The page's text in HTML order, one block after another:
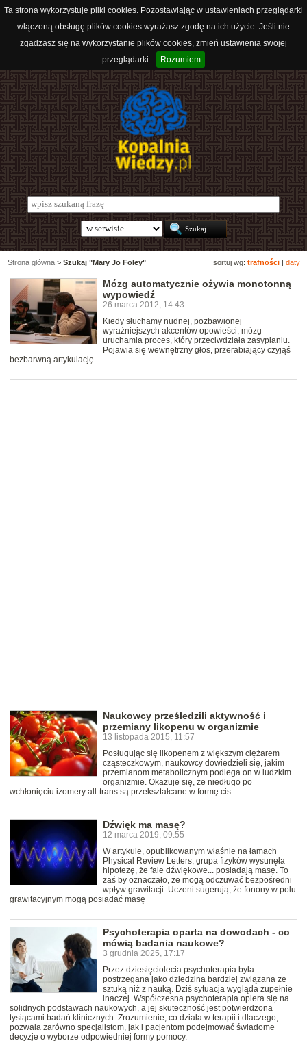
Ta strona wykorzystuje pliki cookies. Pozostawiając w ustawieniach przeglądarki
włączoną obsługę plików cookies wyrażasz zgodę na ich użycie. Jeśli nie
zgadzasz się na wykorzystanie plików cookies, zmień ustawienia swojej
przeglądarki.
Rozumiem
sortuj wg: trafności daty
Strona główna > Szukaj "Mary Jo Foley"
Mózg automatycznie ożywia monotonną
wypowiedź
26 marca 2012, 14:43
Kiedy słuchamy nudnej, pozbawionej
wyraźniejszych akcentów opowieści, mózg
uruchamia proces, który przeciwdziała zasypianiu.
Pojawia się wewnętrzny głos, przerabiający czyjąś
bezbarwną artykulację.
Naukowcy prześledzili aktywność i
przemiany likopenu w organizmie
13 listopada 2015, 11:57
Posługując się likopenem z większym ciężarem
cząsteczkowym, naukowcy dowiedzieli się, jakim
przemianom metabolicznym podlega on w ludzkim
organizmie. Okazuje się, że niedługo po
wchłonięciu izomery all-trans są przekształcane w formę cis.
Dźwięk ma masę?
12 marca 2019, 09:55
W artykule, opublikowanym właśnie na łamach
Physical Review Letters, grupa fizyków wysunęła
hipotezę, że fale dźwiękowe... posiadają masę. To
zaś by oznaczało, że mogą odczuwać bezpośredni
wpływ grawitacji. Uczeni sugerują, że fonony w polu
grawitacyjnym mogą posiadać masę
Psychoterapia oparta na dowodach - co
mówią badania naukowe?
3 grudnia 2025, 17:17
Przez dziesięciolecia psychoterapia była
postrzegana jako dziedzina bardziej związana ze
sztuką niż z nauką. Dziś sytuacja wygląda zupełnie
inaczej. Współczesna psychoterapia opiera się na
solidnych podstawach naukowych, a jej skuteczność jest potwierdzona
tysiącami badań klinicznych. Zrozumienie, co działa w terapii i dlaczego,
pozwala zarówno specjalistom, jak i pacjentom podejmować świadome
decyzje o wyborze odpowiedniej formy pomocy.